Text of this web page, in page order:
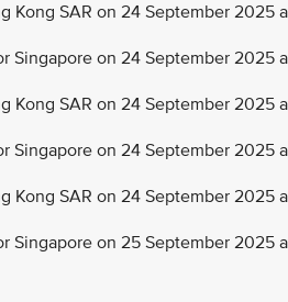
SAR on 24 September 2025
on 24 September 2025
SAR on 24 September 2025
on 24 September 2025
SAR on 24 September 2025
on 25 September 2025